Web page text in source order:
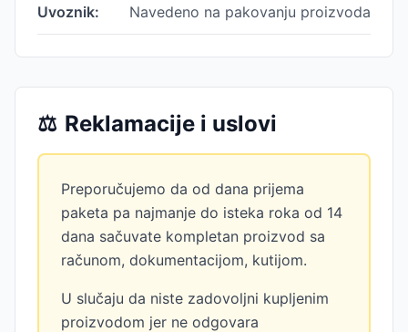
Uvoznik: Navedeno na pakovanju proizvoda
⚖️ Reklamacije i uslovi
Preporučujemo da od dana prijema
paketa pa najmanje do isteka roka od 14
dana sačuvate kompletan proizvod sa
računom, dokumentacijom, kutijom.
U slučaju da niste zadovoljni kupljenim
proizvodom jer ne odgovara